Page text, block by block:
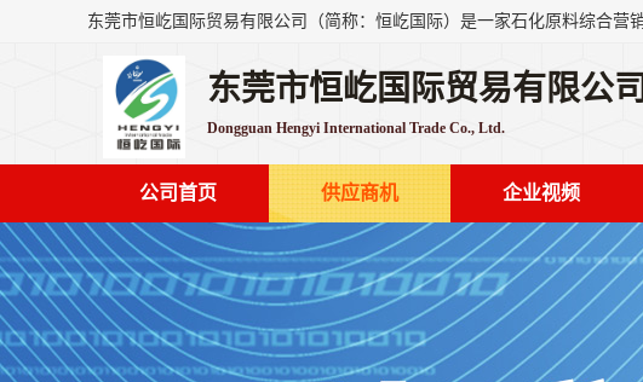
东莞市恒屹国际贸易有限公司
Dongguan Hengyi International Trade Co., Ltd.
公司首页 供应商机 企业视频